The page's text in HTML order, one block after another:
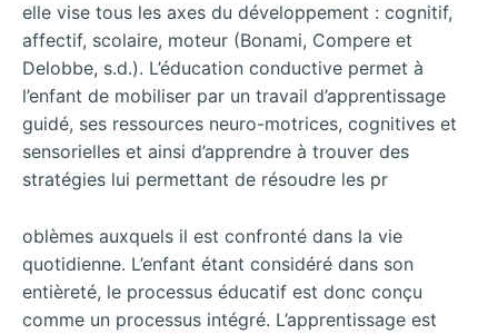
elle vise tous les axes du développement : cognitif,
affectif, scolaire, moteur (Bonami, Compere et
Delobbe, s.d.). L’éducation conductive permet à
l’enfant de mobiliser par un travail d’apprentissage
guidé, ses ressources neuro-motrices, cognitives et
sensorielles et ainsi d’apprendre à trouver des
stratégies lui permettant de résoudre les pr
oblèmes auxquels il est confronté dans la vie
quotidienne. L’enfant étant considéré dans son
entièreté, le processus éducatif est donc conçu
comme un processus intégré. L’apprentissage est